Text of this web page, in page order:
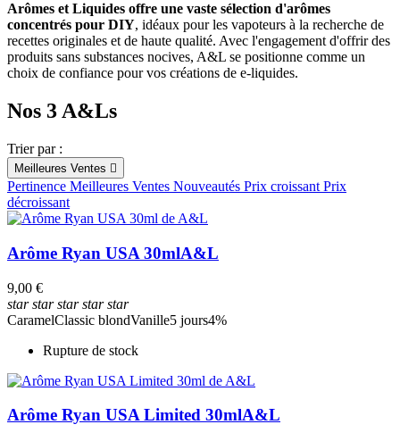
Classic
Dessert
Contenance
ml
ml
Arôme
Café
Caramel
Classic
Classic blond
Vanille
Fabricants
Arômes et liquides
Prix
€
€
Voir les Produits3
Arômes et Liquides offre une vaste sélection d'arômes
concentrés pour DIY, idéaux pour les vapoteurs à la recherche de
recettes originales et de haute qualité. Avec l'engagement d'offrir des
produits sans substances nocives, A&L se positionne comme un
choix de confiance pour vos créations de e-liquides.
Nos 3 A&Ls
Trier par :
Meilleures Ventes 
Pertinence Meilleures Ventes Nouveautés Prix croissant Prix
décroissant
Arôme Ryan USA 30mlA&L
9,00 €
starstarstarstarstar
CaramelClassic blondVanille5 jours4%
Rupture de stock
Arôme Ryan USA Limited 30mlA&L